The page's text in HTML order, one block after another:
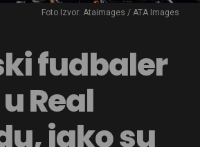
Foto Izvor: Ataimages / ATA Images
fudbaler
Real
iako su